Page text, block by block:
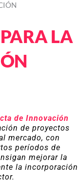
LA
de Innovación
de proyectos
mercado, con
períodos de
mejorar la
la incorporación